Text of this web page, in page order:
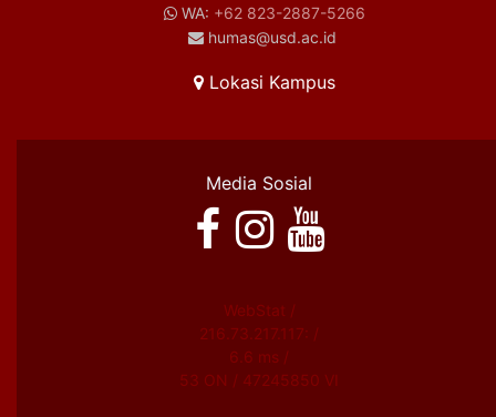
WA: +62 823-2887-5266
humas@usd.ac.id
Lokasi Kampus
Media Sosial
WebStat /
216.73.217.117: /
6.6 ms /
53 ON / 47245850 VI